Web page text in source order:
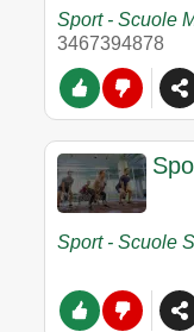
Sport - Scuole
3467394878
Sport - Scuole